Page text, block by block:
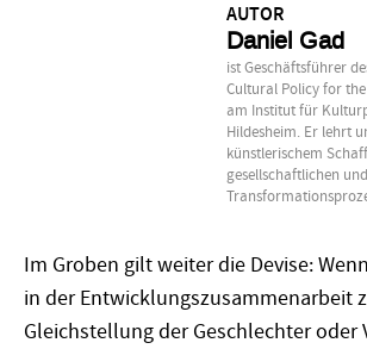
AUTOR
Daniel Gad
ist Geschäftsführer
Cultural Policy for
am Institut für
Hildesheim. Er lehrt
künstlerischem
gesellschaftlichen
Im Groben gilt weiter die Devise:
in der Entwicklungszusammenarbeit
Gleichstellung der Geschlechter oder